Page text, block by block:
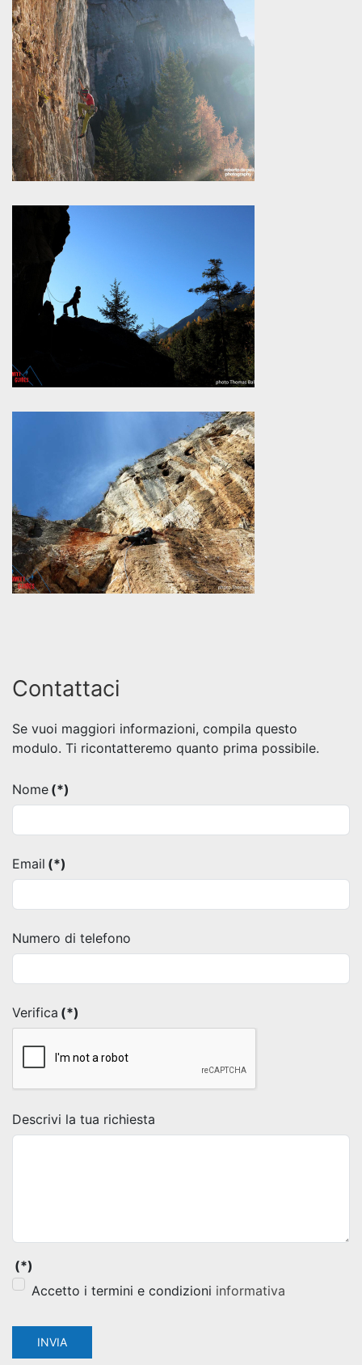
Contattaci
Se vuoi maggiori informazioni, compila questo
modulo. Ti ricontatteremo quanto prima possibile.
Nome (*)
Email (*)
Numero di telefono
Verifica (*)
Descrivi la tua richiesta
(*)
Accetto i termini e condizioni informativa
INVIA